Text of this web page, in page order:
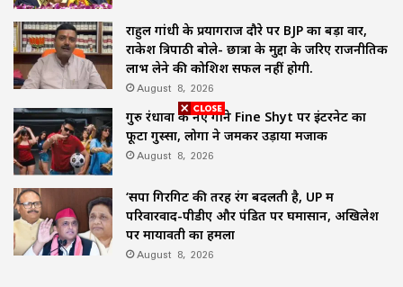
राहुल गांधी के प्रयागराज दौरे पर BJP का बड़ा वार,
राकेश त्रिपाठी बोले- छात्रों के मुद्दों के जरिए राजनीतिक
लाभ लेने की कोशिश सफल नहीं होगी.
August 8, 2026
गुरु रंधावा के नए गाने Fine Shyt पर इंटरनेट का
फूटा गुस्सा, लोगों ने जमकर उड़ाया मजाक
August 8, 2026
‘सपा गिरगिट की तरह रंग बदलती है, UP में
परिवारवाद-पीडीए और पंडित पर घमासान, अखिलेश
पर मायावती का हमला
August 8, 2026